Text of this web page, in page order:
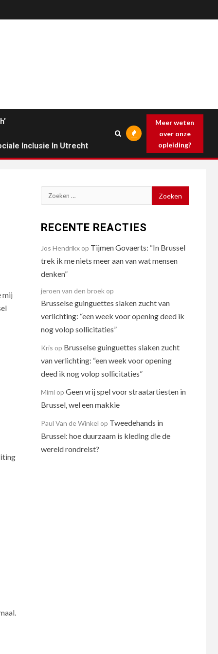
Inclusie In Utrecht
Meer weten
over onze
opleiding?
mij
Zoeken
naar:
RECENTE REACTIES
Jos Hendrikxop Tijmen Govaerts: “In Brussel
trek ik me niets meer aan van wat mensen
denken”
jeroen van den broekop
Brusselse guinguettes slaken zucht van
verlichting: “een week voor opening deed ik
nog volop sollicitaties”
Kris op Brusselse guinguettes slaken zucht
van verlichting: “een week voor opening
deed ik nog volop sollicitaties”
Mimiop Geen vrij spel voor straatartiesten in
Brussel, wel een makkie
Paul Van de Winkel op Tweedehands in
Brussel: hoe duurzaam is kleding die de
wereld rondreist?